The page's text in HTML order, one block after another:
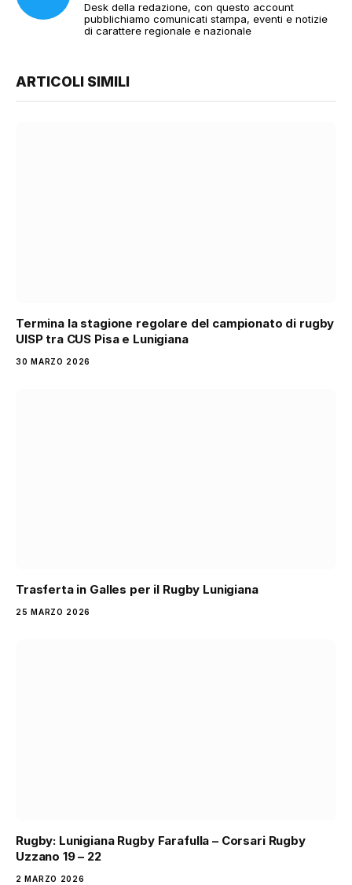
Desk della redazione, con questo account
pubblichiamo comunicati stampa, eventi e notizie
di carattere regionale e nazionale
ARTICOLI SIMILI
Termina la stagione regolare del campionato di rugby
UISP tra CUS Pisa e Lunigiana
30 MARZO 2026
Trasferta in Galles per il Rugby Lunigiana
25 MARZO 2026
Rugby: Lunigiana Rugby Farafulla – Corsari Rugby
Uzzano 19 – 22
2 MARZO 2026